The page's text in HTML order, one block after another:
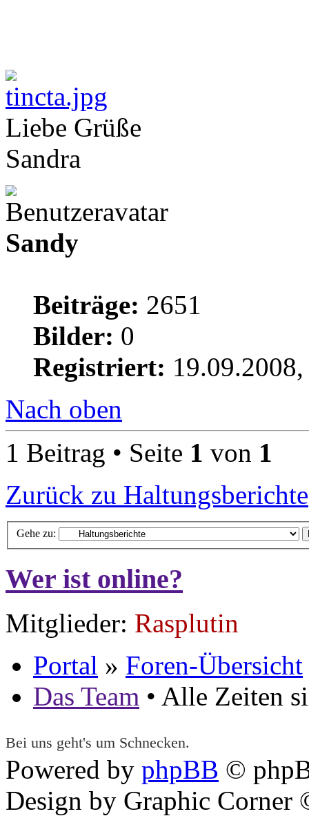
Liebe Grüße
Sandra
Sandy
Beiträge: 2651
Bilder: 0
Registriert:
Nach oben
1 Beitrag • Seite 1 von 1
Zurück zu Haltungsberichte
Gehe zu:
Wer ist online?
Mitglieder: Rasplutin
Portal » Foren-Übersicht
Das Team • Alle Zeiten
Bei uns geht's um Schnecken.
Powered by phpBB ©
Design by Graphic Corner